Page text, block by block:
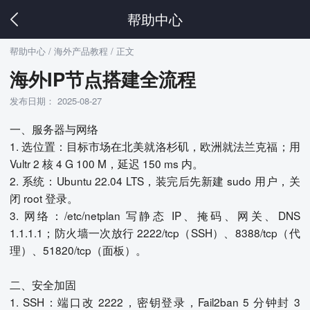
帮助中心
帮助中心 / 海外产品教程 / 正文
海外IP节点搭建全流程
发布日期： 2025-08-27
一、服务器与网络
1. 选位置：目标市场在北美就洛杉矶，欧洲就法兰克福；用
Vultr 2 核 4 G 100 M，延迟 150 ms 内。
2. 系统：Ubuntu 22.04 LTS，装完后先新建 sudo 用户，关
闭 root 登录。
3. 网络：/etc/netplan 写静态 IP、掩码、网关、DNS
1.1.1.1；防火墙一次放行 2222/tcp（SSH）、8388/tcp（代
理）、51820/tcp（面板）。
二、安全加固
1. SSH：端口改 2222，密钥登录，Fail2ban 5 分钟封 3